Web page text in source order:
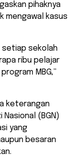
pihaknya
mengawal kasus
setiap sekolah
ribu pelajar
MBG,”
keterangan
Nasional (BGN)
yang
besaran